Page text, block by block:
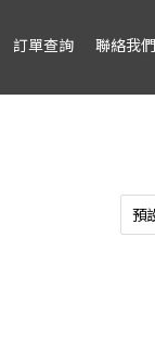
訂單查詢 聯絡我們